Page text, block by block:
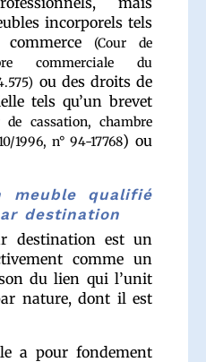
incorporels tels
(Cour de
commerciale du
ou des droits de
tels qu’un brevet
de cassation, chambre
1996, n° 94-17768) ou
meuble qualifié
destination
destination est un
comme un
du lien qui l’unit
nature, dont il est
a pour fondement